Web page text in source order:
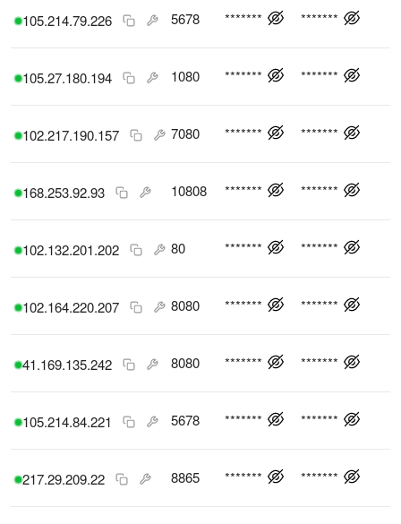
105.214.79.226 5678 ******* *******
105.27.180.194 1080 ******* *******
102.217.190.157 7080 ******* *******
168.253.92.93 10808 ******* *******
102.132.201.202 80 ******* *******
102.164.220.207 8080 ******* *******
41.169.135.242 8080 ******* *******
105.214.84.221 5678 ******* *******
217.29.209.22 8865 ******* *******